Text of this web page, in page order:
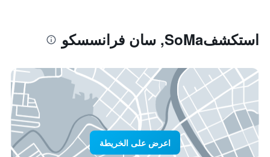
استكشفSoMa, سان فرانسسكو
اعرض على الخريطة